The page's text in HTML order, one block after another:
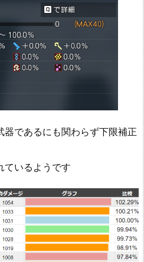
であるにも関わらず下限補正
いるようです